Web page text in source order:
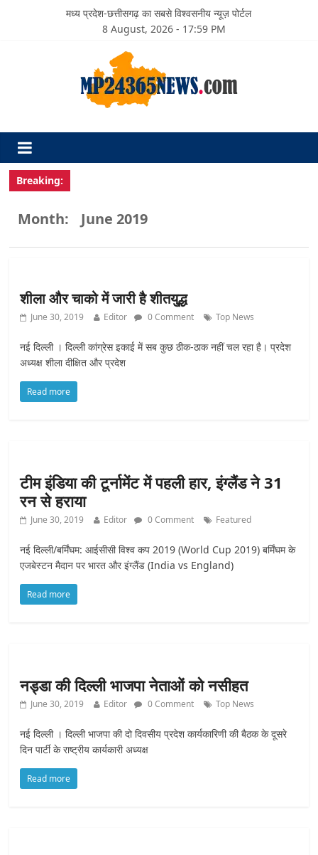
मध्य प्रदेश-छत्तीसगढ़ का सबसे विश्वसनीय न्यूज़ पोर्टल
8 August, 2026 - 17:59 PM
Breaking:
Month: June 2019
शीला और चाको में जारी है शीतयु्द्ध
June 30, 2019 Editor 0 Comment Top News
नई दिल्ली । दिल्ली कांग्रेस इकाई में सब कुछ ठीक-ठाक नहीं चल रहा है। प्रदेश
अध्यक्ष शीला दीक्षित और प्रदेश
Read more
टीम इंडिया की टूर्नामेंट में पहली हार, इंग्लैंड ने 31
रन से हराया
June 30, 2019 Editor 0 Comment Featured
नई दिल्ली/बर्मिंघम: आईसीसी विश्व कप 2019 (World Cup 2019) बर्मिंघम के
एजबेस्टन मैदान पर भारत और इंग्लैंड (India vs England)
Read more
नड्डा की दिल्ली भाजपा नेताओं को नसीहत
June 30, 2019 Editor 0 Comment Top News
नई दिल्ली । दिल्ली भाजपा की दो दिवसीय प्रदेश कार्यकारिणी की बैठक के दूसरे
दिन पार्टी के राष्ट्रीय कार्यकारी अध्यक्ष
Read more